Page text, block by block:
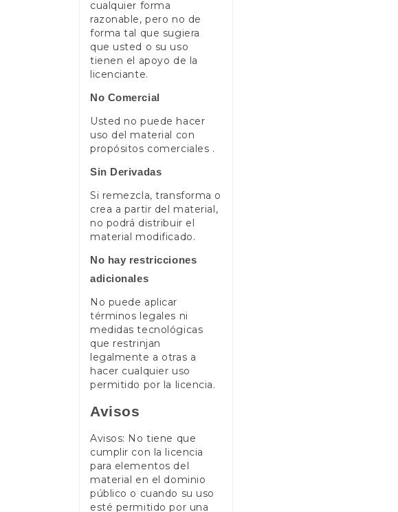
cualquier forma
razonable, pero no de
forma tal que sugiera
que usted o su uso
tienen el apoyo de la
licenciante.
No Comercial
Usted no puede hacer
uso del material con
propósitos comerciales .
Sin Derivadas
Si remezcla, transforma o
crea a partir del material,
no podrá distribuir el
material modificado.
No hay restricciones
adicionales
No puede aplicar
términos legales ni
medidas tecnológicas
que restrinjan
legalmente a otras a
hacer cualquier uso
permitido por la licencia.
Avisos
Avisos: No tiene que
cumplir con la licencia
para elementos del
material en el dominio
público o cuando su uso
esté permitido por una